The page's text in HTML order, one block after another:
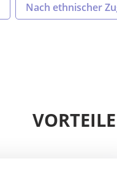
Nach ethnischer